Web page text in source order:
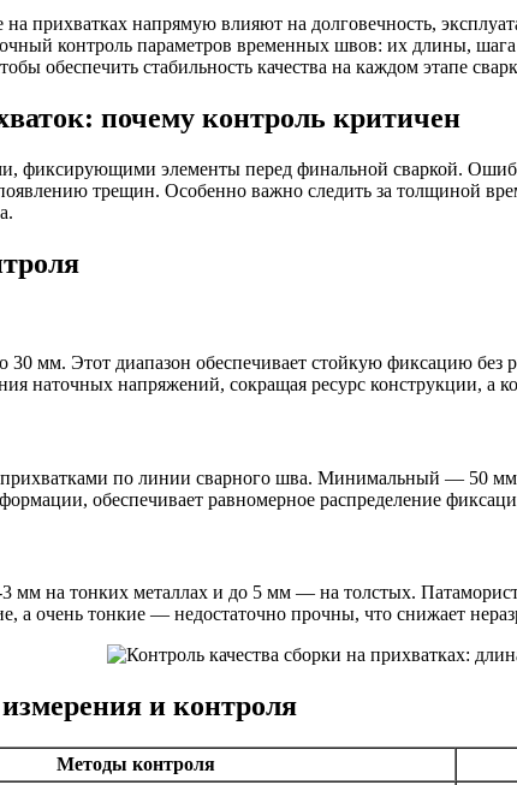
прихватках напрямую влияют на долговечность,
контроль параметров временных швов: их длины,
обеспечить стабильность качества на каждом этапе
почему контроль критичен
фиксирующими элементы перед финальной сваркой.
трещин. Особенно важно следить за толщиной
мм. Этот диапазон обеспечивает стойкую фиксацию
наточных напряжений, сокращая ресурс конструкции, а
по линии сварного шва. Минимальный — 50
обеспечивает равномерное распределение
мм на тонких металлах и до 5 мм — на толстых.
а очень тонкие — недостаточно прочны, что снижает
и контроля
Методы контроля